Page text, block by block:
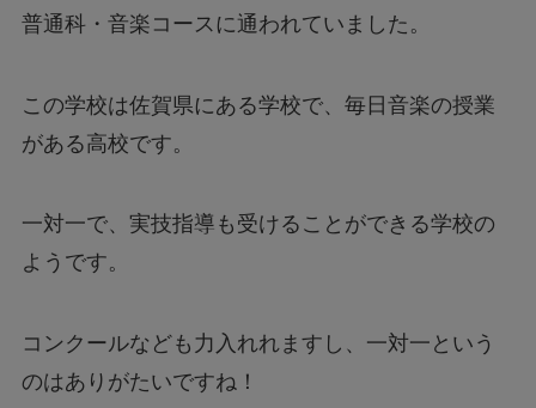
普通科・音楽コースに通われていました。
この学校は佐賀県にある学校で、毎日音楽の授業
がある高校です。
一対一で、実技指導も受けることができる学校の
ようです。
コンクールなども力入れれますし、一対一という
のはありがたいですね！